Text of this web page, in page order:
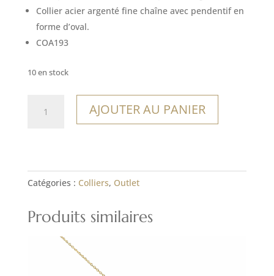
Collier acier argenté fine chaîne avec pendentif en
forme d’oval.
COA193
10 en stock
AJOUTER AU PANIER
Catégories : Colliers, Outlet
Produits similaires